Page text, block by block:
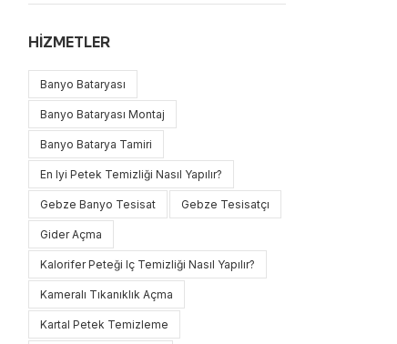
HIZMETLER
Banyo Bataryası
Banyo Bataryası Montaj
Banyo Batarya Tamiri
En Iyi Petek Temizliği Nasıl Yapılır?
Gebze Banyo Tesisat Gebze Tesisatçı
Gider Açma
Kalorifer Peteği Iç Temizliği Nasıl Yapılır?
Kameralı Tıkanıklık Açma
Kartal Petek Temizleme